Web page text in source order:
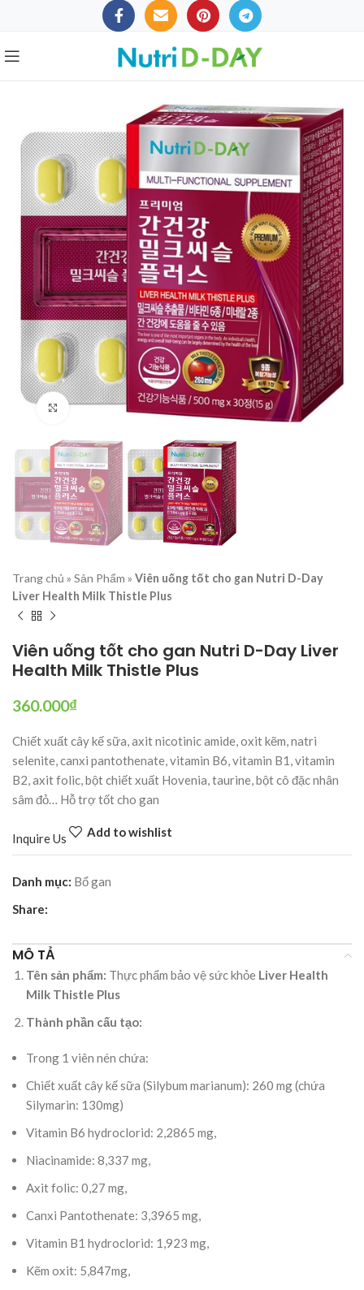
Click to enlarge
Trang chủ » Sản Phẩm » Viên uống tốt cho gan Nutri D-Day
Liver Health Milk Thistle Plus
Viên uống tốt cho gan Nutri D-Day Liver
Health Milk Thistle Plus
360.000₫
Chiết xuất cây kế sữa, axit nicotinic amide, oxit kẽm, natri
selenite, canxi pantothenate, vitamin B6, vitamin B1, vitamin
B2, axit folic, bột chiết xuất Hovenia, taurine, bột cô đặc nhân
sâm đỏ… Hỗ trợ tốt cho gan
Inquire Us Add to wishlist
Danh mục: Bổ gan
Share:
MÔ TẢ
Tên sản phẩm: Thực phẩm bảo vệ sức khỏe Liver Health
Milk Thistle Plus
Thành phần cấu tạo:
Trong 1 viên nén chứa:
Chiết xuất cây kế sữa (Silybum marianum): 260 mg (chứa
Silymarin: 130mg)
Vitamin B6 hydroclorid: 2,2865 mg,
Niacinamide: 8,337 mg,
Axit folic: 0,27 mg,
Canxi Pantothenate: 3,3965 mg,
Vitamin B1 hydroclorid: 1,923 mg,
Kẽm oxit: 5,847mg,